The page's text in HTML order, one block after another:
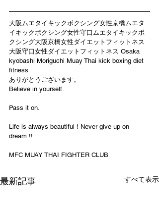
大阪ムエタイキックボクシング女性京橋ムエタ
イキックボクシング女性守口ムエタイキックボ
クシング大阪京橋女性ダイエットフィットネス
大阪守口女性ダイエットフィットネス Osaka
kyobashi Moriguchi Muay Thai kick boxing diet
fitness
ありがとうございます。
Believe in yourself.
Pass it on.
Life is always beautiful ! Never give up on
dream !!
MFC MUAY THAI FIGHTER CLUB
最新記事 すべて表示